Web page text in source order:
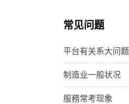
常见问题
平台有关系大问题
制造业一般状况
服務常考现象